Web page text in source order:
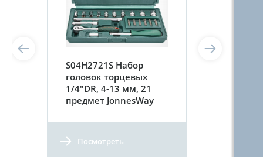
S04H2721S Набор
головок торцевых
1/4"DR, 4-13 мм, 21
предмет JonnesWay
Посмотреть